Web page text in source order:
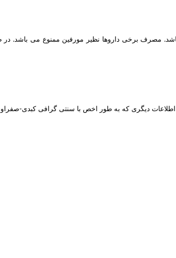
ترجیحا تا ۴ ساعت قبل از تجویز پرتودارو ناشتا باشد. مصرف برخی داروها نظیر مورفین
اطلاعات دیگری که به طور اخص با سنتی گرافی کبدی-صفراوی